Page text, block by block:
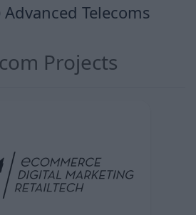
Advanced Telecoms
Projects